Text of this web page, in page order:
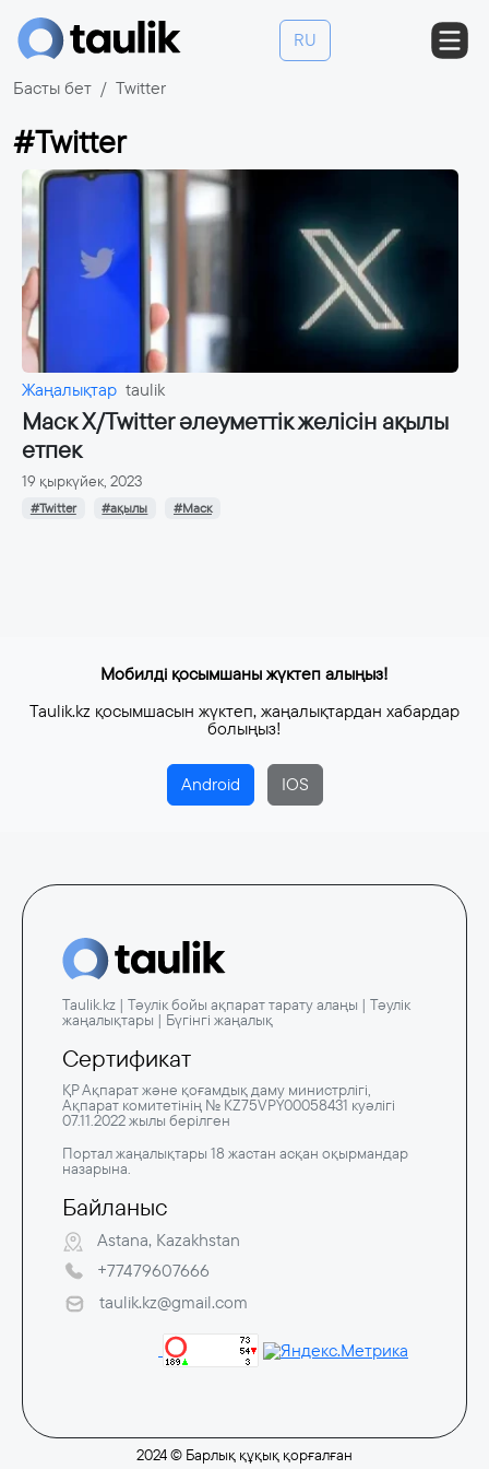
RU
Басты бет Twitter
#Twitter
Жаңалықтар taulik
Маск X/Twitter әлеуметтік желісін ақылы
етпек
19 қыркүйек, 2023
#Twitter #ақылы #Маск
Мобилді қосымшаны жүктеп алыңыз!
Taulik.kz қосымшасын жүктеп, жаңалықтардан хабардар
болыңыз!
Android IOS
Taulik.kz | Тәулік бойы ақпарат тарату алаңы | Тәулік
жаңалықтары | Бүгінгі жаңалық
Сертификат
ҚР Ақпарат және қоғамдық даму министрлігі,
Ақпарат комитетінің № KZ75VPY00058431 куәлігі
07.11.2022 жылы берілген
Портал жаңалықтары 18 жастан асқан оқырмандар
назарына.
Байланыс
Astana, Kazakhstan
+77479607666
taulik.kz@gmail.com
2024 © Барлық құқық қорғалған